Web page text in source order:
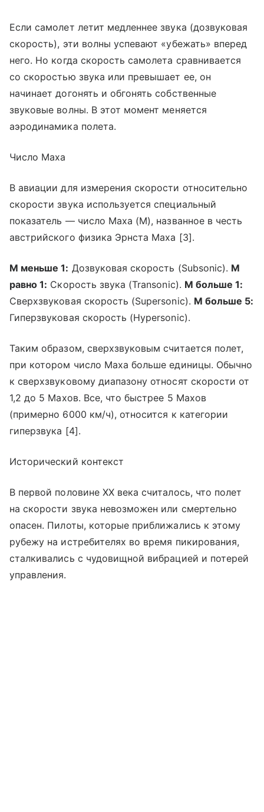
Если самолет летит медленнее звука (дозвуковая
скорость), эти волны успевают «убежать» вперед
него. Но когда скорость самолета сравнивается
со скоростью звука или превышает ее, он
начинает догонять и обгонять собственные
звуковые волны. В этот момент меняется
аэродинамика полета.
Число Маха
В авиации для измерения скорости относительно
скорости звука используется специальный
показатель — число Маха (M), названное в честь
австрийского физика Эрнста Маха [3].
М меньше 1: Дозвуковая скорость (Subsonic). М
равно 1: Скорость звука (Transonic). М больше 1:
Сверхзвуковая скорость (Supersonic). М больше 5:
Гиперзвуковая скорость (Hypersonic).
Таким образом, сверхзвуковым считается полет,
при котором число Маха больше единицы. Обычно
к сверхзвуковому диапазону относят скорости от
1,2 до 5 Махов. Все, что быстрее 5 Махов
(примерно 6000 км/ч), относится к категории
гиперзвука [4].
Исторический контекст
В первой половине XX века считалось, что полет
на скорости звука невозможен или смертельно
опасен. Пилоты, которые приближались к этому
рубежу на истребителях во время пикирования,
сталкивались с чудовищной вибрацией и потерей
управления.